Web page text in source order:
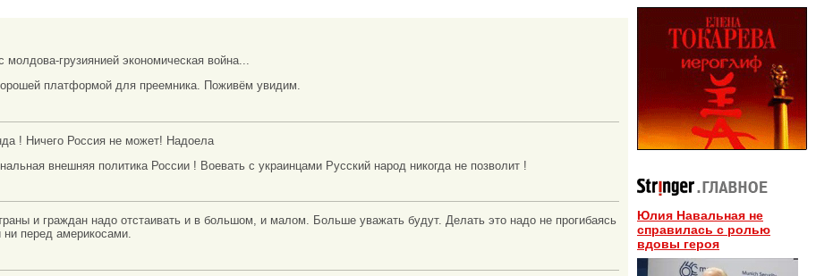
молдова-грузиянией экономическая война...
платформой для преемника. Поживём увидим.
! Ничего Россия не может! Надоела
внешняя политика России ! Воевать с украинцами Русский народ никогда не позволит !
и граждан надо отстаивать и в большом, и малом. Больше уважать будут. Делать это надо не прогибаясь
ни перед америкосами.
Юлия Навальная не
справилась с ролью
вдовы героя